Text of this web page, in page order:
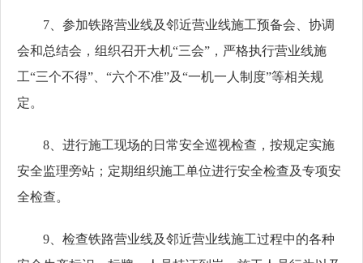
7、参加铁路营业线及邻近营业线施工预备会、协调
会和总结会，组织召开大机“三会”，严格执行营业线施
工“三个不得”、“六个不准”及“一机一人制度”等相关规
定。
8、进行施工现场的日常安全巡视检查，按规定实施
安全监理旁站；定期组织施工单位进行安全检查及专项安
全检查。
9、检查铁路营业线及邻近营业线施工过程中的各种